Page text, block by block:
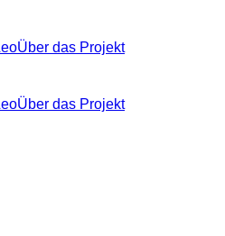
Über das Projekt
Über das Projekt
Tool in der Übersicht